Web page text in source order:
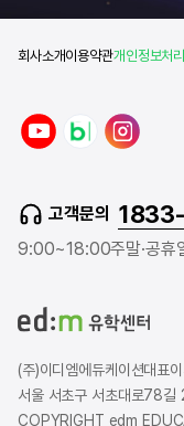
회사소개이용약관개인정보처
u
n
a
r
l
a
고객문의
9:00~18:00주말·공휴
(주)이디엠에듀케이션대표
서울 서초구 서초대로78
COPYRIGHT edm